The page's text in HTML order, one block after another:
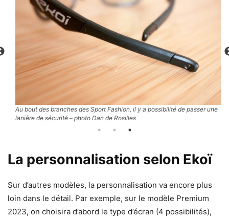
Au bout des branches des Sport Fashion, il y a possibilité de passer une
lanière de sécurité – photo Dan de Rosilles
La personnalisation selon Ekoï
Sur d’autres modèles, la personnalisation va encore plus
loin dans le détail. Par exemple, sur le modèle Premium
2023, on choisira d’abord le type d’écran (4 possibilités),